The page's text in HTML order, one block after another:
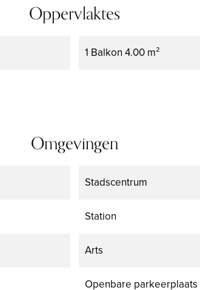
Oppervlaktes
1 Balkon4.00 m²
Omgevingen
Stadscentrum
Station
Arts
Openbare parkeerplaats